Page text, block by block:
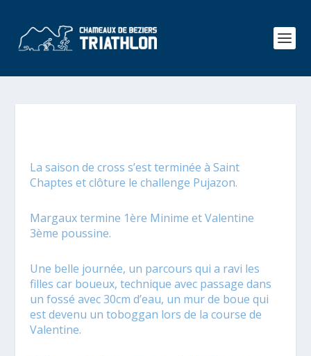
La saison de cross s’est terminée à Saint
Chaptes et clôture le challenge Pujazon.
Margaux termine 1ère Minime et Valentine
3ème poussine.
Une belle journée, un parcours qui a ravi les
filles car boueux, technique avec passage dans
un fossé avec 30cm d’eau, un mur de boue qui
est devenu un toboggan lors de la course de
Valentine.